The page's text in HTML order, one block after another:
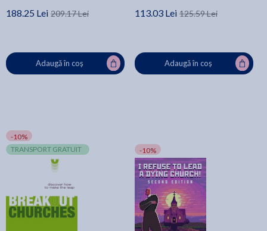
188.25 Lei 209.17 Lei
Adaugă în coș
113.03 Lei 125.59 Lei
Adaugă în coș
-10%
TRANSPORT GRATUIT
-10%